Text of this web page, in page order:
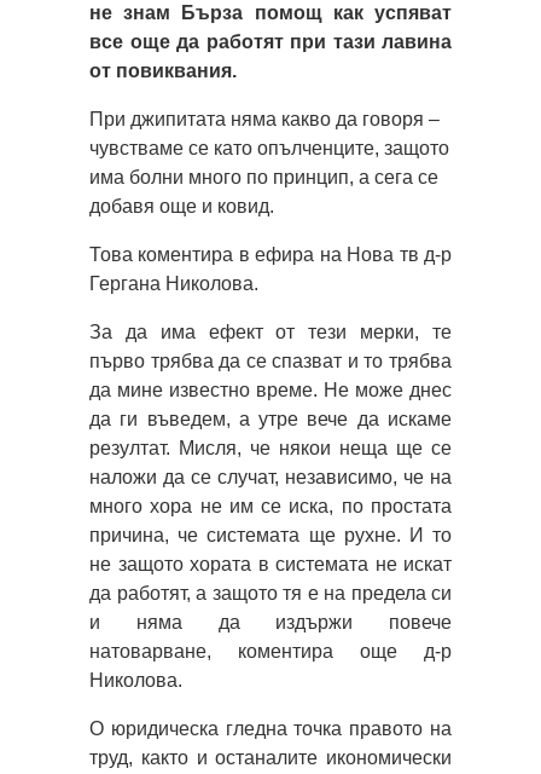
не знам Бърза помощ как успяват
все още да работят при тази лавина
от повиквания.
При джипитата няма какво да говоря –
чувстваме се като опълченците, защото
има болни много по принцип, а сега се
добавя още и ковид.
Това коментира в ефира на Нова тв д-р
Гергана Николова.
За да има ефект от тези мерки, те
първо трябва да се спазват и то трябва
да мине известно време. Не може днес
да ги въведем, а утре вече да искаме
резултат. Мисля, че някои неща ще се
наложи да се случат, независимо, че на
много хора не им се иска, по простата
причина, че системата ще рухне. И то
не защото хората в системата не искат
да работят, а защото тя е на предела си
и няма да издържи повече
натоварване, коментира още д-р
Николова.
О юридическа гледна точка правото на
труд, както и останалите икономически